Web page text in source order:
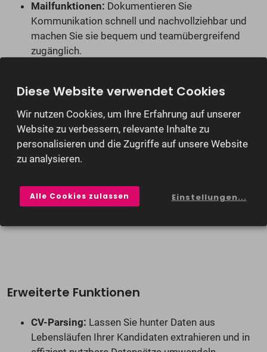
Mailfunktionen: Dokumentieren Sie
Kommunikation schnell und nachvollziehbar und
machen Sie sie bequem und teamübergreifend
zugänglich.
Überblick über laufende Prozesse und treffen Sie
vielversprechender Bewerber.
Daten & Office managen:Bereiten Sie mit hunter
Daten, Dokumente und jegliche Korrespondenz zur
idealen Weiterverwendung auf.
Ansichten & Dashboards:
Ansichten und Dashboards ganz so, wie es Ihre
Erweiterte Funktionen
CV-Parsing: Lassen Sie hunter Daten aus
Lebensläufen Ihrer Kandidaten extrahieren und in
Diese Website verwendet Cookies
Wir nutzen Cookies, um Ihre Erfahrung auf unserer
Website zu verbessern, relevante Inhalte zu
personalisieren und die Zugriffe auf unsere Website
zu analysieren.
Alle Cookies zulassen Einstellungen...